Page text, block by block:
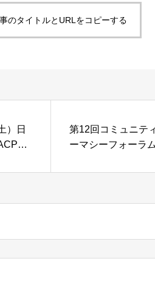
のタイトルとURLをコピーする
）日
情
第12回コミュニテ
ーマシーフォーラ